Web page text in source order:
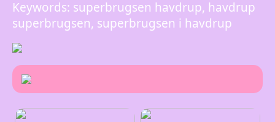
Keywords: superbrugsen havdrup, havdrup
superbrugsen, superbrugsen i havdrup